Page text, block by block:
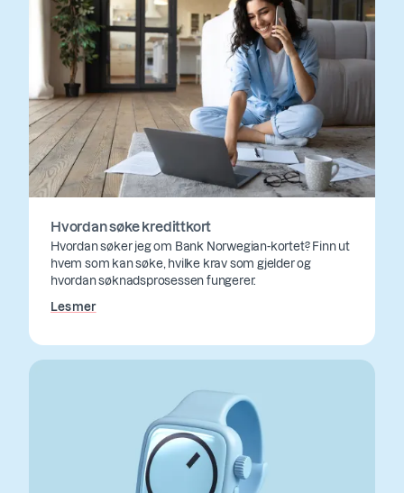
Hvordan søke kredittkort
Hvordan søker jeg om Bank Norwegian-kortet? Finn ut
hvem som kan søke, hvilke krav som gjelder og
hvordan søknadsprosessen fungerer.
Les mer